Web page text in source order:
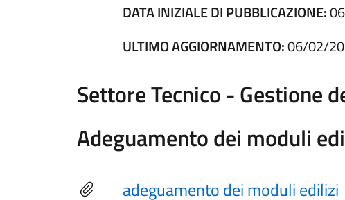
DATA INIZIALE DI PUBBLICAZIONE:
ULTIMO AGGIORNAMENTO:06/02/
Settore Tecnico - Gestione
Adeguamento dei moduli
adeguamento dei moduli edilizi